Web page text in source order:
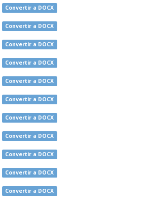
Convertir a DOCX
Convertir a DOCX
Convertir a DOCX
Convertir a DOCX
Convertir a DOCX
Convertir a DOCX
Convertir a DOCX
Convertir a DOCX
Convertir a DOCX
Convertir a DOCX
Convertir a DOCX